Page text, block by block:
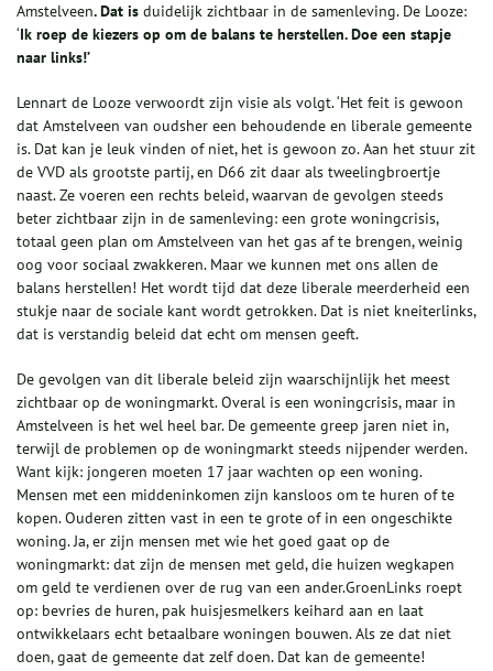
Amstelveen. Dat is duidelijk zichtbaar in de samenleving. De Looze:
‘Ik roep de kiezers op om de balans te herstellen. Doe een stapje
naar links!’
Lennart de Looze verwoordt zijn visie als volgt. ‘Het feit is gewoon
dat Amstelveen van oudsher een behoudende en liberale gemeente
is. Dat kan je leuk vinden of niet, het is gewoon zo. Aan het stuur zit
de VVD als grootste partij, en D66 zit daar als tweelingbroertje
naast. Ze voeren een rechts beleid, waarvan de gevolgen steeds
beter zichtbaar zijn in de samenleving: een grote woningcrisis,
totaal geen plan om Amstelveen van het gas af te brengen, weinig
oog voor sociaal zwakkeren. Maar we kunnen met ons allen de
balans herstellen! Het wordt tijd dat deze liberale meerderheid een
stukje naar de sociale kant wordt getrokken. Dat is niet kneiterlinks,
dat is verstandig beleid dat echt om mensen geeft.
De gevolgen van dit liberale beleid zijn waarschijnlijk het meest
zichtbaar op de woningmarkt. Overal is een woningcrisis, maar in
Amstelveen is het wel heel bar. De gemeente greep jaren niet in,
terwijl de problemen op de woningmarkt steeds nijpender werden.
Want kijk: jongeren moeten 17 jaar wachten op een woning.
Mensen met een middeninkomen zijn kansloos om te huren of te
kopen. Ouderen zitten vast in een te grote of in een ongeschikte
woning. Ja, er zijn mensen met wie het goed gaat op de
woningmarkt: dat zijn de mensen met geld, die huizen wegkapen
om geld te verdienen over de rug van een ander.GroenLinks roept
op: bevries de huren, pak huisjesmelkers keihard aan en laat
ontwikkelaars echt betaalbare woningen bouwen. Als ze dat niet
doen, gaat de gemeente dat zelf doen. Dat kan de gemeente!